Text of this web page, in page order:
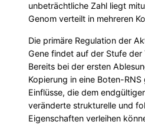
unbeträchtliche Zahl liegt
Genom verteilt in mehreren
Die primäre Regulation der
Gene findet auf der Stufe
Bereits bei der ersten
Kopierung in eine Boten-
Einflüsse, die dem
veränderte strukturelle und
Eigenschaften verleihen